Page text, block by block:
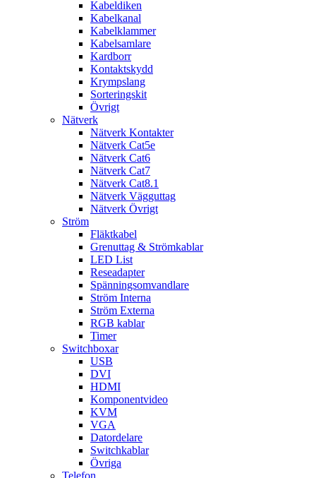
Kabeldiken
Kabelkanal
Kabelklammer
Kabelsamlare
Kardborr
Kontaktskydd
Krympslang
Sorteringskit
Övrigt
Nätverk
Nätverk Kontakter
Nätverk Cat5e
Nätverk Cat6
Nätverk Cat7
Nätverk Cat8.1
Nätverk Vägguttag
Nätverk Övrigt
Ström
Fläktkabel
Grenuttag & Strömkablar
LED List
Reseadapter
Spänningsomvandlare
Ström Interna
Ström Externa
RGB kablar
Timer
Switchboxar
USB
DVI
HDMI
Komponentvideo
KVM
VGA
Datordelare
Switchkablar
Övriga
Telefon